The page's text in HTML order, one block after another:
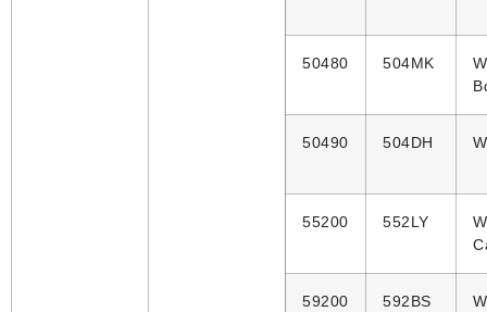
50480 504MK
50490 504DH
55200 552LY
59200 592BS